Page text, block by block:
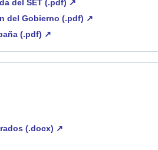
del SET (.pdf) ↗
del Gobierno (.pdf) ↗
(.pdf) ↗
(.docx) ↗